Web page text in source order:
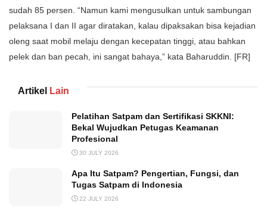
sudah 85 persen. “Namun kami mengusulkan untuk sambungan
pelaksana I dan II agar diratakan, kalau dipaksakan bisa kejadian
oleng saat mobil melaju dengan kecepatan tinggi, atau bahkan
pelek dan ban pecah, ini sangat bahaya,” kata Baharuddin. [FR]
Artikel Lain
Pelatihan Satpam dan Sertifikasi SKKNI:
Bekal Wujudkan Petugas Keamanan
Profesional
30 JULY 2026
Apa Itu Satpam? Pengertian, Fungsi, dan
Tugas Satpam di Indonesia
22 JULY 2026